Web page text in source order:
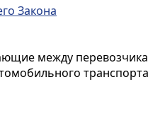
Закона
между